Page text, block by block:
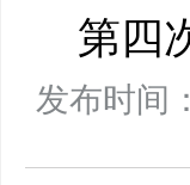
第四
发布时间